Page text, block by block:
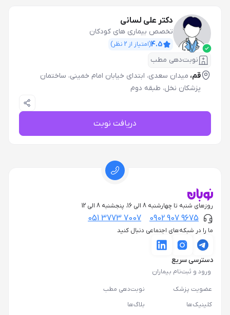
دکتر علی لسانی
تخصص بیماری های کودکان
4.5(امتیاز از 2 نظر)
نوبت‌دهی مطب
قم، میدان سعدی، ابتدای خیابان امام خمینی، ساختمان
پزشکان نخل، طبقه دوم
دریافت نوبت
روزهای شنبه تا چهارشنبه 8 الی 16، پنجشنبه 8 الی 12
0902 907 9675
051 3773 7007
ما را در شبکه‌های اجتماعی دنبال کنید
دسترسی سریع
ورود و ثبت‌نام بیماران
عضویت پزشک
نوبت‌دهی مطب
کلینیک‌ها
بلاگ‌ها